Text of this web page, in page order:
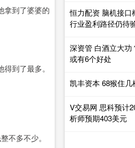
拿到了婆婆的
到了最多。
不多不少。
恒力配资 脑机接口
行业盈利路径仍待
深资管 白酒立大功
或有6个好处
凯丰资本 68猴住
V交易网 思科预计
析师预期403美元